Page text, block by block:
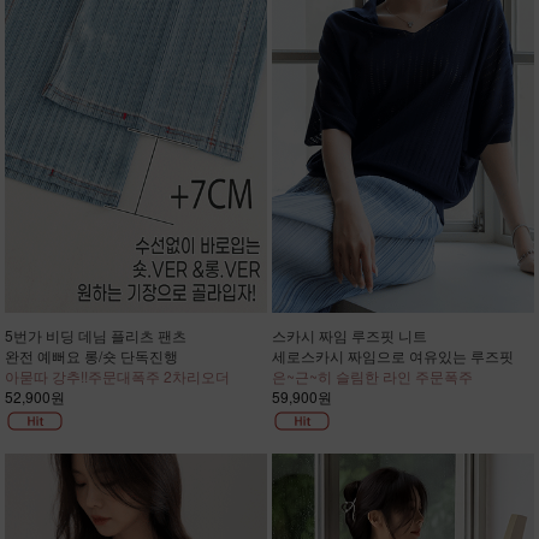
5번가 비딩 데님 플리츠 팬츠
완전 예뻐요 롱/숏 단독진행
아묻따 강추!!주문대폭주 2차리오더
52,900원
스카시 짜임 루즈핏 니트
세로스카시 짜임으로 여유있는 루즈핏
은~근~히 슬림한 라인 주문폭주
59,900원